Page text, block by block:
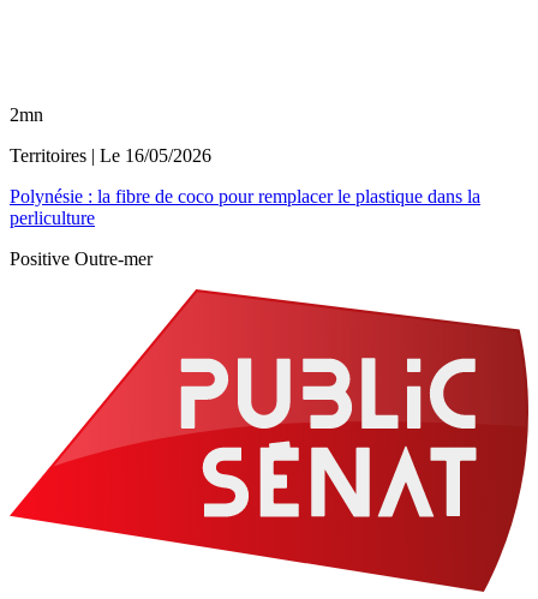
2mn
Territoires | Le 16/05/2026
Polynésie : la fibre de coco pour remplacer le plastique dans la
perliculture
Positive Outre-mer